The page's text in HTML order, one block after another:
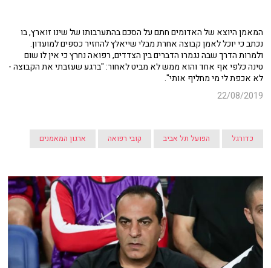
המאמן היוצא של האדומים חתם על הסכם בהתערבותו של שינו זוארץ, בו
נכתב כי יוכל לאמן קבוצה אחרת מבלי שייאלץ להחזיר כספים למועדון.
ולמרות הדרך שבה נגמרו הדברים בין הצדדים, רפואה נחרץ כי אין לו שום
טינה כלפי אף אחד והוא ממש לא מביט לאחור: "ברגע שעזבתי את הקבוצה -
לא אכפת לי מי מחליף אותי".
22/08/2019
כדורגל הפועל תל אביב קובי רפואה ארגון המאמנים